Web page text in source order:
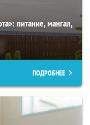
питание, мангал,
ПОДРОБНЕЕ